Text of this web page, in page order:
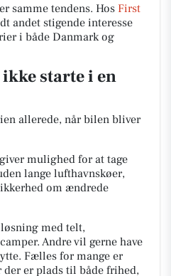
samme tendens. Hos First
andet stigende interesse
i både Danmark og
starte i en
allerede, når bilen bliver
mulighed for at tage
lange lufthavnskøer,
om ændrede
med telt,
Andre vil gerne have
Fælles for mange er
der er plads til både frihed,